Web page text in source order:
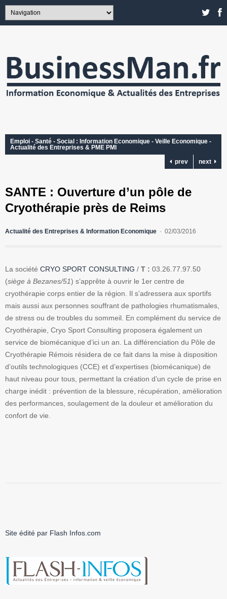
Emploi - Santé - Social : Information Economique - Veille Economique -
Actualité des Entreprises & PME PMI
prev
next
SANTE : Ouverture d’un pôle de
Cryothérapie près de Reims
Actualité des Entreprises & Information Economique 02/03/2016
La société CRYO SPORT CONSULTING / T : 03.26.77.97.50
(siège à Bezanes/51) s’apprête à ouvrir le 1er centre de
cryothérapie corps entier de la région. Il s’adressera aux sportifs
mais aussi aux personnes souffrant de pathologies rhumatismales,
de stress ou de troubles du sommeil. En complément du service de
Cryothérapie, Cryo Sport Consulting proposera également un
service de biomécanique d’ici un an. La différenciation du Pôle de
Cryothérapie Rémois résidera de ce fait dans la mise à disposition
d’outils technologiques (CCE) et d’expertises (biomécanique) de
haut niveau pour tous, permettant la création d’un cycle de prise en
charge inédit : prévention de la blessure, récupération, amélioration
des performances, soulagement de la douleur et amélioration du
confort de vie.
Site édité par Flash Infos.com